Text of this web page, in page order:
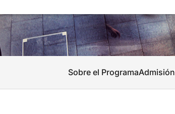
Sobre el ProgramaAdmisión